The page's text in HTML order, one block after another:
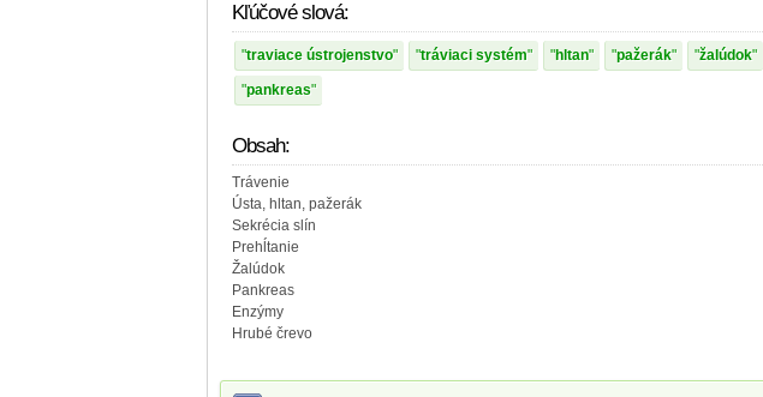
Kľúčové slová:
traviace ústrojenstvo tráviaci systém hltan pažerák žalúdok
pankreas
Obsah:
Trávenie
Ústa, hltan, pažerák
Sekrécia slín
Prehĺtanie
Žalúdok
Pankreas
Enzýmy
Hrubé črevo